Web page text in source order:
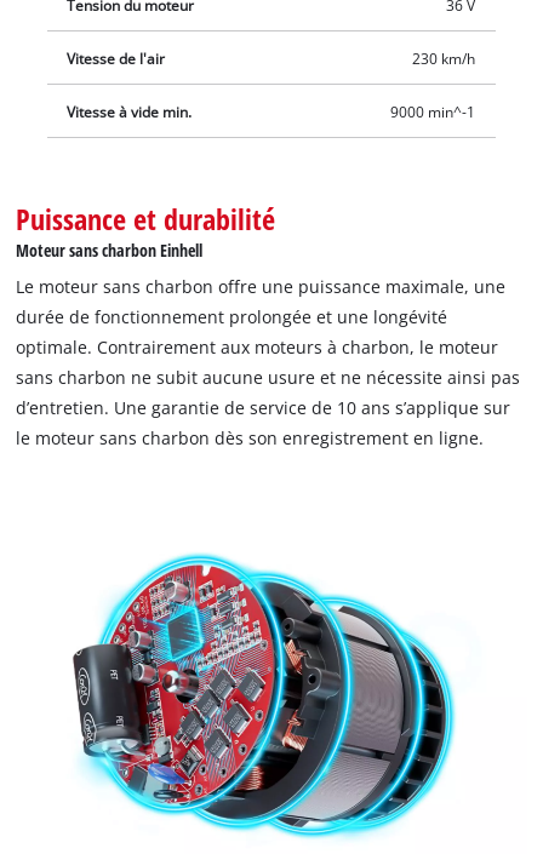
Tension du moteur 36 V
Vitesse de l'air 230 km/h
Vitesse à vide min. 9000 min^-1
Puissance et durabilité
Moteur sans charbon Einhell
Le moteur sans charbon offre une puissance maximale, une
durée de fonctionnement prolongée et une longévité
optimale. Contrairement aux moteurs à charbon, le moteur
sans charbon ne subit aucune usure et ne nécessite ainsi pas
d’entretien. Une garantie de service de 10 ans s’applique sur
le moteur sans charbon dès son enregistrement en ligne.